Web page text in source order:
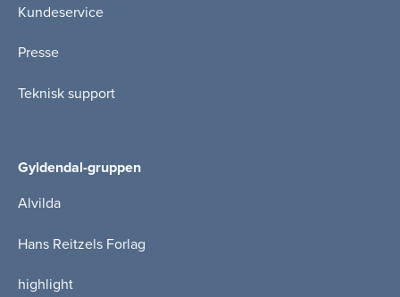
Kundeservice
Presse
Teknisk support
Gyldendal-gruppen
Alvilda
Hans Reitzels Forlag
highlight